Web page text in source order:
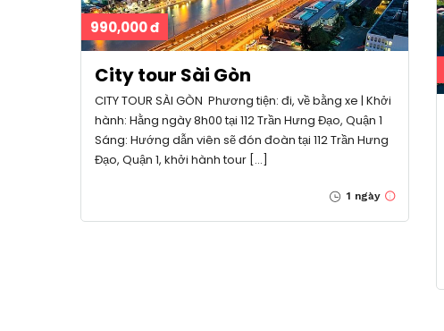
990,000 đ
City tour Sài Gòn
CITY TOUR SÀI GÒN Phương tiện: đi, về bằng xe | Khởi
hành: Hằng ngày 8h00 tại 112 Trần Hưng Đạo, Quận 1
Sáng: Hướng dẫn viên sẽ đón đoàn tại 112 Trần Hưng
Đạo, Quận 1, khởi hành tour […]
1 ngày